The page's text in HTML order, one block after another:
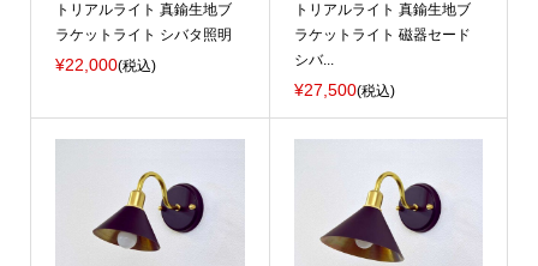
トリアルライト 真鍮生地ブ
ラケットライト シバタ照明
¥22,000(税込)
トリアルライト 真鍮生地ブ
ラケットライト 磁器セード
シバ...
¥27,500(税込)